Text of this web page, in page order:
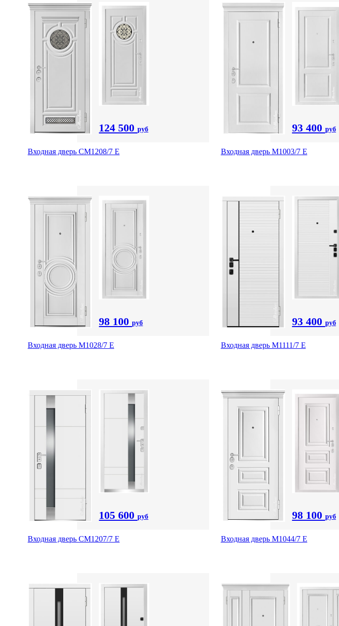
124 500руб
Входная дверь СМ1208/7 E
93 400 руб
Входная дверь М1003/7 E
98 100руб
Входная дверь М1028/7 Е
93 400 руб
Входная дверь М1111/7 Е
105 600руб
Входная дверь СМ1207/7 E
98 100 руб
Входная дверь М1044/7 Е